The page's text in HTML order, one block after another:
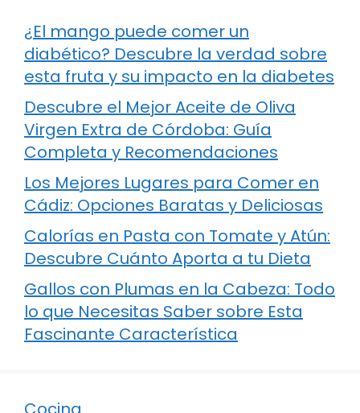
¿El mango puede comer un
diabético? Descubre la verdad sobre
esta fruta y su impacto en la diabetes
Descubre el Mejor Aceite de Oliva
Virgen Extra de Córdoba: Guía
Completa y Recomendaciones
Los Mejores Lugares para Comer en
Cádiz: Opciones Baratas y Deliciosas
Calorías en Pasta con Tomate y Atún:
Descubre Cuánto Aporta a tu Dieta
Gallos con Plumas en la Cabeza: Todo
lo que Necesitas Saber sobre Esta
Fascinante Característica